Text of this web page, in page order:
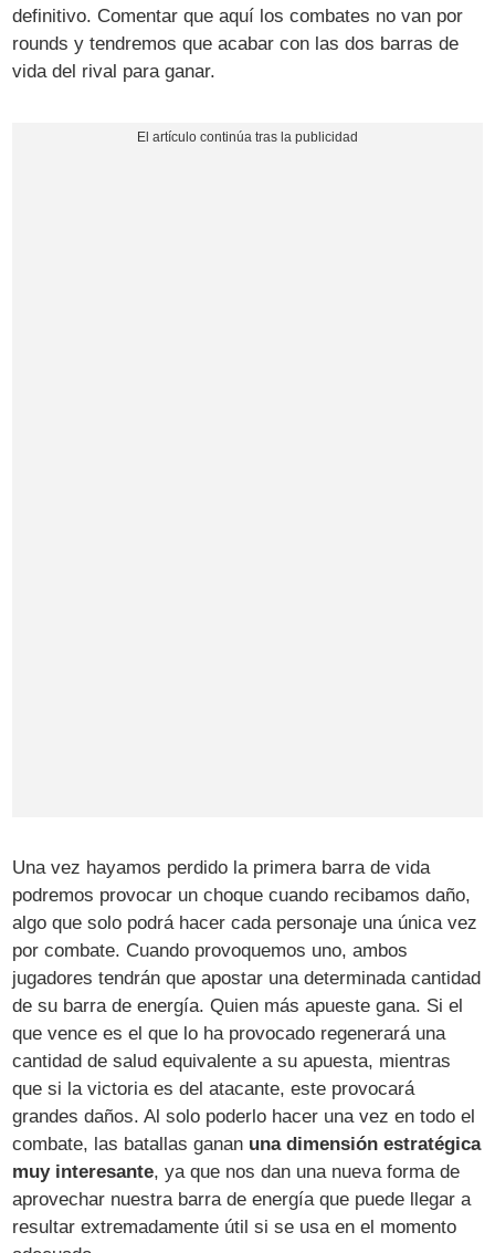
definitivo. Comentar que aquí los combates no van por
rounds y tendremos que acabar con las dos barras de
vida del rival para ganar.
Una vez hayamos perdido la primera barra de vida
podremos provocar un choque cuando recibamos daño,
algo que solo podrá hacer cada personaje una única vez
por combate. Cuando provoquemos uno, ambos
jugadores tendrán que apostar una determinada cantidad
de su barra de energía. Quien más apueste gana. Si el
que vence es el que lo ha provocado regenerará una
cantidad de salud equivalente a su apuesta, mientras
que si la victoria es del atacante, este provocará
grandes daños. Al solo poderlo hacer una vez en todo el
combate, las batallas ganan una dimensión estratégica
muy interesante, ya que nos dan una nueva forma de
aprovechar nuestra barra de energía que puede llegar a
resultar extremadamente útil si se usa en el momento